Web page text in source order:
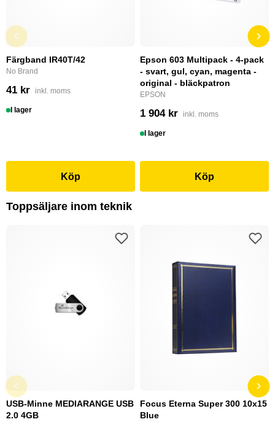
Färgband IR40T/42
No Brand
41 kr inkl. moms
I lager
Köp
Epson 603 Multipack - 4-pack
- svart, gul, cyan, magenta -
original - bläckpatron
EPSON
1 904 kr inkl. moms
I lager
Köp
Toppsäljare inom teknik
USB-Minne MEDIARANGE USB
2.0 4GB
Focus Eterna Super 300 10x15
Blue